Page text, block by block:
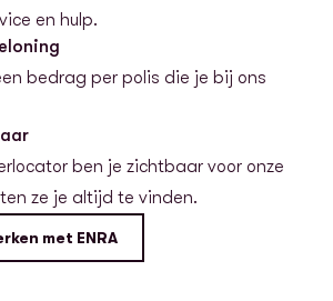
en hulp.
bedrag per polis die je bij ons
ben je zichtbaar voor onze
ze je altijd te vinden.
met ENRA